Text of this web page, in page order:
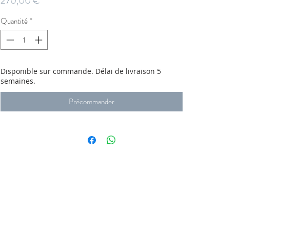
Quantité*
Disponible sur commande. Délai de livraison 5
semaines.
Précommander